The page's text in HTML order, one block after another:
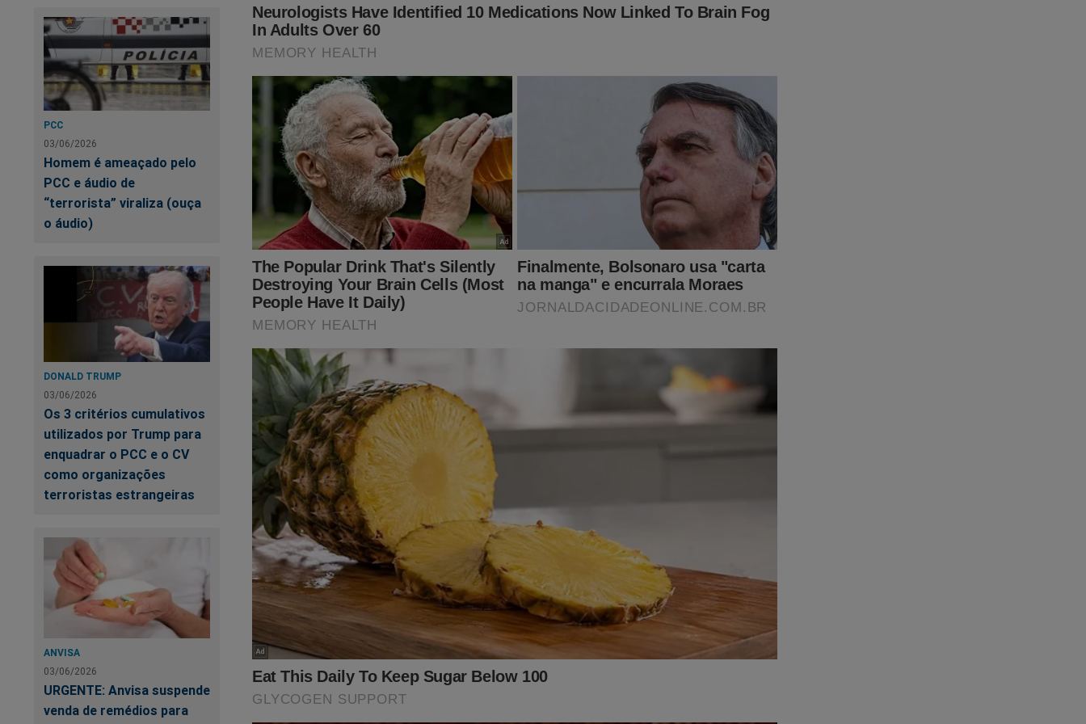
PCC
03/06/2026
Homem é ameaçado pelo
PCC e áudio de
“terrorista” viraliza (ouça
o áudio)
DONALD TRUMP
03/06/2026
Os 3 critérios cumulativos
utilizados por Trump para
enquadrar o PCC e o CV
como organizações
terroristas estrangeiras
ANVISA
03/06/2026
URGENTE: Anvisa suspende
venda de remédios para